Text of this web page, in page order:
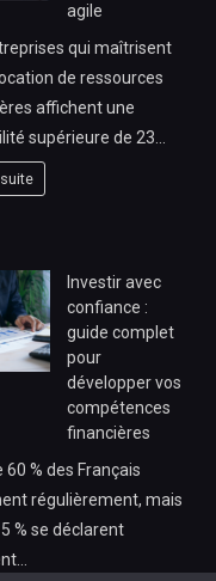
agile
qui maîtrisent
de ressources
affichent une
supérieure de 23…
Investir avec
confiance :
guide complet
pour
développer vos
compétences
financières
60 % des Français
régulièrement, mais
% se déclarent